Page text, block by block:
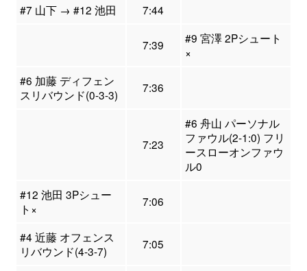
#7 山下 → #12 池田 7:44
7:39
#9 宮澤 2Pシュート
×
#6 加藤 ディフェン
スリバウンド(0-3-3)
7:36
7:23
#6 舟山 パーソナル
ファウル(2-1:0) フリ
ースローオンファウ
ル0
#12 池田 3Pシュー
ト×
7:06
#4 近藤 オフェンス
リバウンド(4-3-7)
7:05